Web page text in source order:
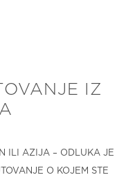
IZ
ILI AZIJA – ODLUKA JE
O KOJEM STE